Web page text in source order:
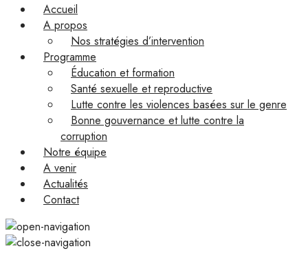
Accueil
A propos
Nos stratégies d’intervention
Programme
Éducation et formation
Santé sexuelle et reproductive
Lutte contre les violences basées sur le genre
Bonne gouvernance et lutte contre la
corruption
Notre équipe
A venir
Actualités
Contact